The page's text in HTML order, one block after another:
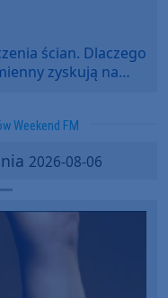
ścian. Dlaczego
zyskują na
Weekend FM
2026-08-06